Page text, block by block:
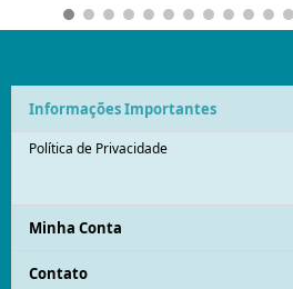
Informações Importantes
Política de Privacidade
Minha Conta
Contato